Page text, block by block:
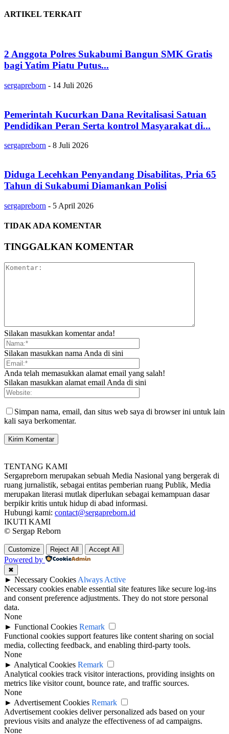
ARTIKEL TERKAIT
2 Anggota Polres Sukabumi Bangun SMK Gratis
bagi Yatim Piatu Putus...
sergapreborn - 14 Juli 2026
Pemerintah Kucurkan Dana Revitalisasi Satuan
Pendidikan Peran Serta kontrol Masyarakat di...
sergapreborn - 8 Juli 2026
Diduga Lecehkan Penyandang Disabilitas, Pria 65
Tahun di Sukabumi Diamankan Polisi
sergapreborn - 5 April 2026
TIDAK ADA KOMENTAR
TINGGALKAN KOMENTAR
Silakan masukkan komentar anda!
Silakan masukkan nama Anda di sini
Anda telah memasukkan alamat email yang salah!
Silakan masukkan alamat email Anda di sini
Simpan nama, email, dan situs web saya di browser ini untuk lain
kali saya berkomentar.
TENTANG KAMI
Sergapreborn merupakan sebuah Media Nasional yang bergerak di
ruang jurnalistik, sebagai entitas pemberian ruang Publik, Media
merupakan literasi mutlak diperlukan sebagai kemampuan dasar
berpikir kritis untuk hidup di abad informasi.
Hubungi kami: contact@sergapreborn.id
IKUTI KAMI
© Sergap Reborn
Customize Reject All Accept All
Powered by
✖
► Necessary Cookies Always Active
Necessary cookies enable essential site features like secure log-ins
and consent preference adjustments. They do not store personal
data.
None
► Functional Cookies Remark
Functional cookies support features like content sharing on social
media, collecting feedback, and enabling third-party tools.
None
► Analytical Cookies Remark
Analytical cookies track visitor interactions, providing insights on
metrics like visitor count, bounce rate, and traffic sources.
None
► Advertisement Cookies Remark
Advertisement cookies deliver personalized ads based on your
previous visits and analyze the effectiveness of ad campaigns.
None